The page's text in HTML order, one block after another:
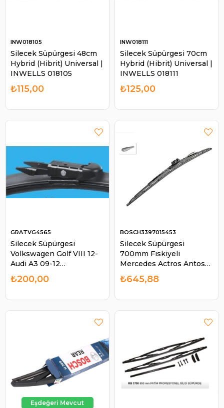
Silecek Süpürgesi 48cm
Hybrid (Hibrit) Universal |
INWELLS 018105
INW018105
₺115,00
Silecek Süpürgesi 70cm
Hybrid (Hibrit) Universal |
INWELLS 018111
INW018111
₺125,00
Silecek Süpürgesi
Volkswagen Golf VIII 12-
Audi A3 09-12
GRATVG4565 650mm
450mm | GRAT VG4565
GRATVG4565
₺200,00
Silecek Süpürgesi
700mm Fıskiyeli
Mercedes Actros Antos
Arocs | BOSCH
3397015453
BOSCH3397015453
₺645,88